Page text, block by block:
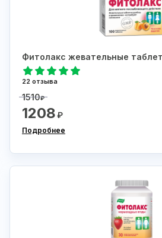
Фитолакс жевательные
22 отзыва
1510₽
1208₽
Подробнее